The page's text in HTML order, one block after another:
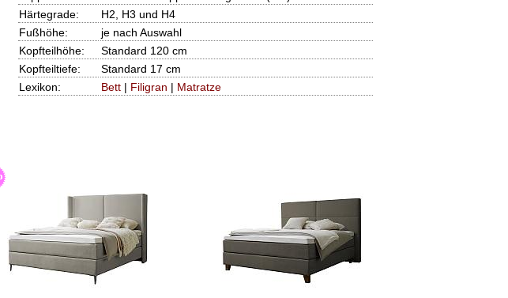
Härtegrade:
H2, H3 und H4
Fußhöhe:
je nach Auswahl
Kopfteilhöhe:
Standard 120 cm
Kopfteiltiefe:
Standard 17 cm
Lexikon:
Bett| Filigran | Matratze